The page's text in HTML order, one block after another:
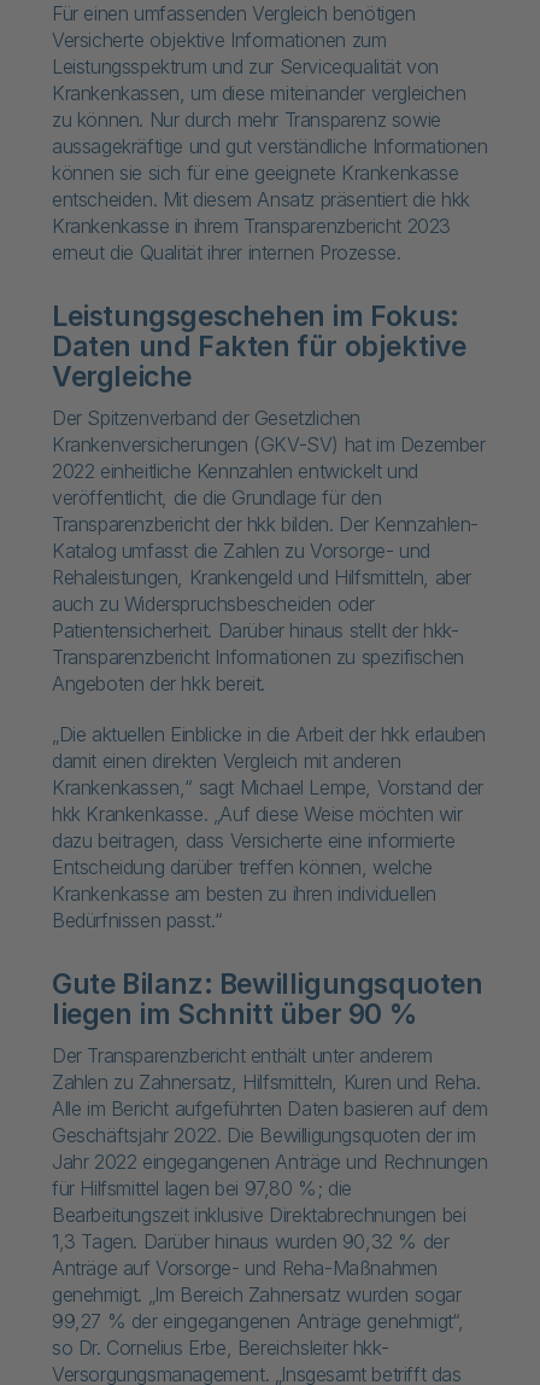
Für einen umfassenden Vergleich benötigen
Versicherte objektive Informationen zum
Leistungsspektrum und zur Servicequalität von
Krankenkassen, um diese miteinander vergleichen
zu können. Nur durch mehr Transparenz sowie
aussagekräftige und gut verständliche Informationen
können sie sich für eine geeignete Krankenkasse
entscheiden. Mit diesem Ansatz präsentiert die hkk
Krankenkasse in ihrem Transparenzbericht 2023
erneut die Qualität ihrer internen Prozesse.
Leistungsgeschehen im Fokus:
Daten und Fakten für objektive
Vergleiche
Der Spitzenverband der Gesetzlichen
Krankenversicherungen (GKV-SV) hat im Dezember
2022 einheitliche Kennzahlen entwickelt und
veröffentlicht, die die Grundlage für den
Transparenzbericht der hkk bilden. Der Kennzahlen-
Katalog umfasst die Zahlen zu Vorsorge- und
Rehaleistungen, Krankengeld und Hilfsmitteln, aber
auch zu Widerspruchsbescheiden oder
Patientensicherheit. Darüber hinaus stellt der hkk-
Transparenzbericht Informationen zu spezifischen
Angeboten der hkk bereit.
„Die aktuellen Einblicke in die Arbeit der hkk erlauben
damit einen direkten Vergleich mit anderen
Krankenkassen,“ sagt Michael Lempe, Vorstand der
hkk Krankenkasse. „Auf diese Weise möchten wir
dazu beitragen, dass Versicherte eine informierte
Entscheidung darüber treffen können, welche
Krankenkasse am besten zu ihren individuellen
Bedürfnissen passt.“
Gute Bilanz: Bewilligungsquoten
liegen im Schnitt über 90 %
Der Transparenzbericht enthält unter anderem
Zahlen zu Zahnersatz, Hilfsmitteln, Kuren und Reha.
Alle im Bericht aufgeführten Daten basieren auf dem
Geschäftsjahr 2022. Die Bewilligungsquoten der im
Jahr 2022 eingegangenen Anträge und Rechnungen
für Hilfsmittel lagen bei 97,80 %; die
Bearbeitungszeit inklusive Direktabrechnungen bei
1,3 Tagen. Darüber hinaus wurden 90,32 % der
Anträge auf Vorsorge- und Reha-Maßnahmen
genehmigt. „Im Bereich Zahnersatz wurden sogar
99,27 % der eingegangenen Anträge genehmigt“,
so Dr. Cornelius Erbe, Bereichsleiter hkk-
Versorgungsmanagement. „Insgesamt betrifft das